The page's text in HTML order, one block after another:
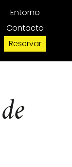
Entorno
Contacto
Reservar